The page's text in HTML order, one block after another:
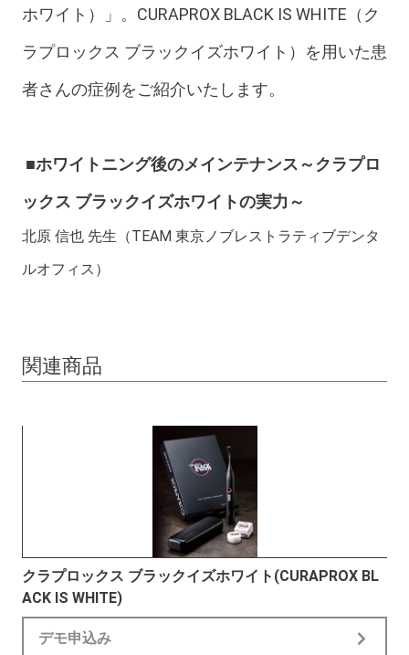
ホワイト）」。CURAPROX BLACK IS WHITE（ク
ラプロックス ブラックイズホワイト）を用いた患
者さんの症例をご紹介いたします。
■ホワイトニング後のメインテナンス～クラプロ
ックス ブラックイズホワイトの実力～
北原 信也 先生（TEAM 東京ノブレストラティブデンタ
ルオフィス）
#DPN特集号 #CURAPROX BLACK IS WHITE
関連商品
クラプロックス ブラックイズホワイト(CURAPROX BL
ACK IS WHITE)
デモ申込み